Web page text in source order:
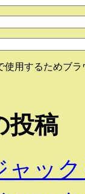
使用するためブ
投稿
ャッ